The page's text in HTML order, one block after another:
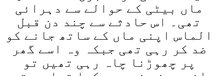
ماں بیٹی کے حوالے سے دہرائی
تھی۔ اس حادثے سے چند دن قبل
الماس اپنی ماں کے ساتھ جانے کو
ضد کر رہی تھی جبکہ وہ اسے گھر
پر چھوڑنا چاہ رہی تھیں تو